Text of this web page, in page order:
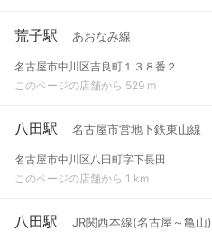
荒子駅 あおなみ線
名古屋市中川区吉良町１３８番２
このページの店舗から 529 m
八田駅 名古屋市営地下鉄東山線
名古屋市中川区八田町字下長田
このページの店舗から 1 km
八田駅 JR関西本線(名古屋～亀山)